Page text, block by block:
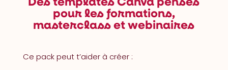
pour les formations,
masterclass et webinaires
Ce pack peut t’aider à créer :